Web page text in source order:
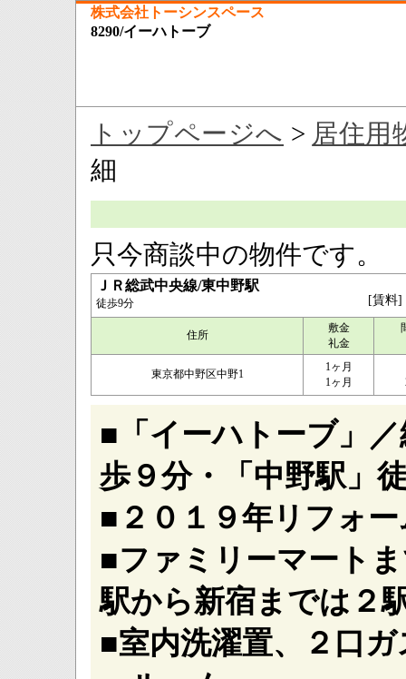
株式会社トーシンスペース
8290/イーハトーブ
トップページへ > 居住用
細
只今商談中の物件です。
ＪＲ総武中央線/東中野駅
徒歩9分 [賃料]
住所
敷金
礼金
東京都中野区中野1
1ヶ月
1ヶ月
■「イーハトーブ」
歩９分・「中野駅」
■２０１９年リフォ
■ファミリーマート
駅から新宿までは２
■室内洗濯置、２口